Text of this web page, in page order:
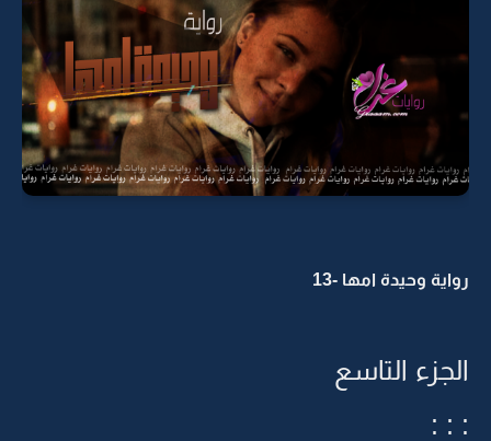
رواية وحيدة امها -13
الجزء التاسع
: : :